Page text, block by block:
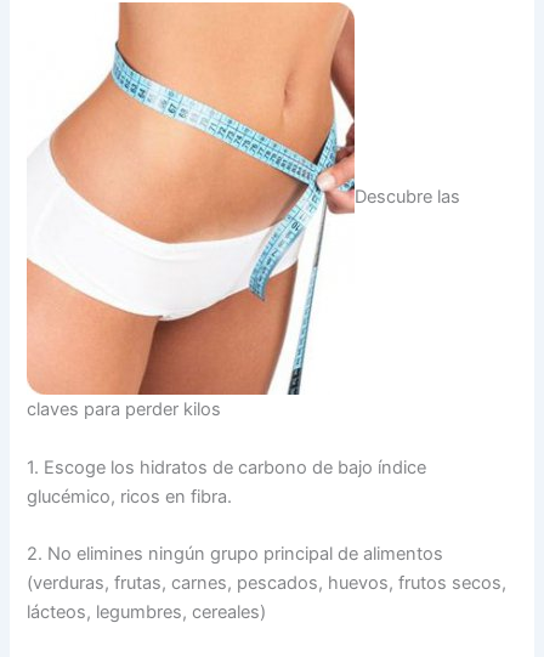
Descubre las
claves para perder kilos
1. Escoge los hidratos de carbono de bajo índice
glucémico, ricos en fibra.
2. No elimines ningún grupo principal de alimentos
(verduras, frutas, carnes, pescados, huevos, frutos secos,
lácteos, legumbres, cereales)